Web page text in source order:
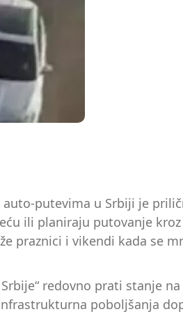
putevima u Srbiji je
ili planiraju putovanje
praznici i vikendi kada se
redovno prati stanje
poboljšanja